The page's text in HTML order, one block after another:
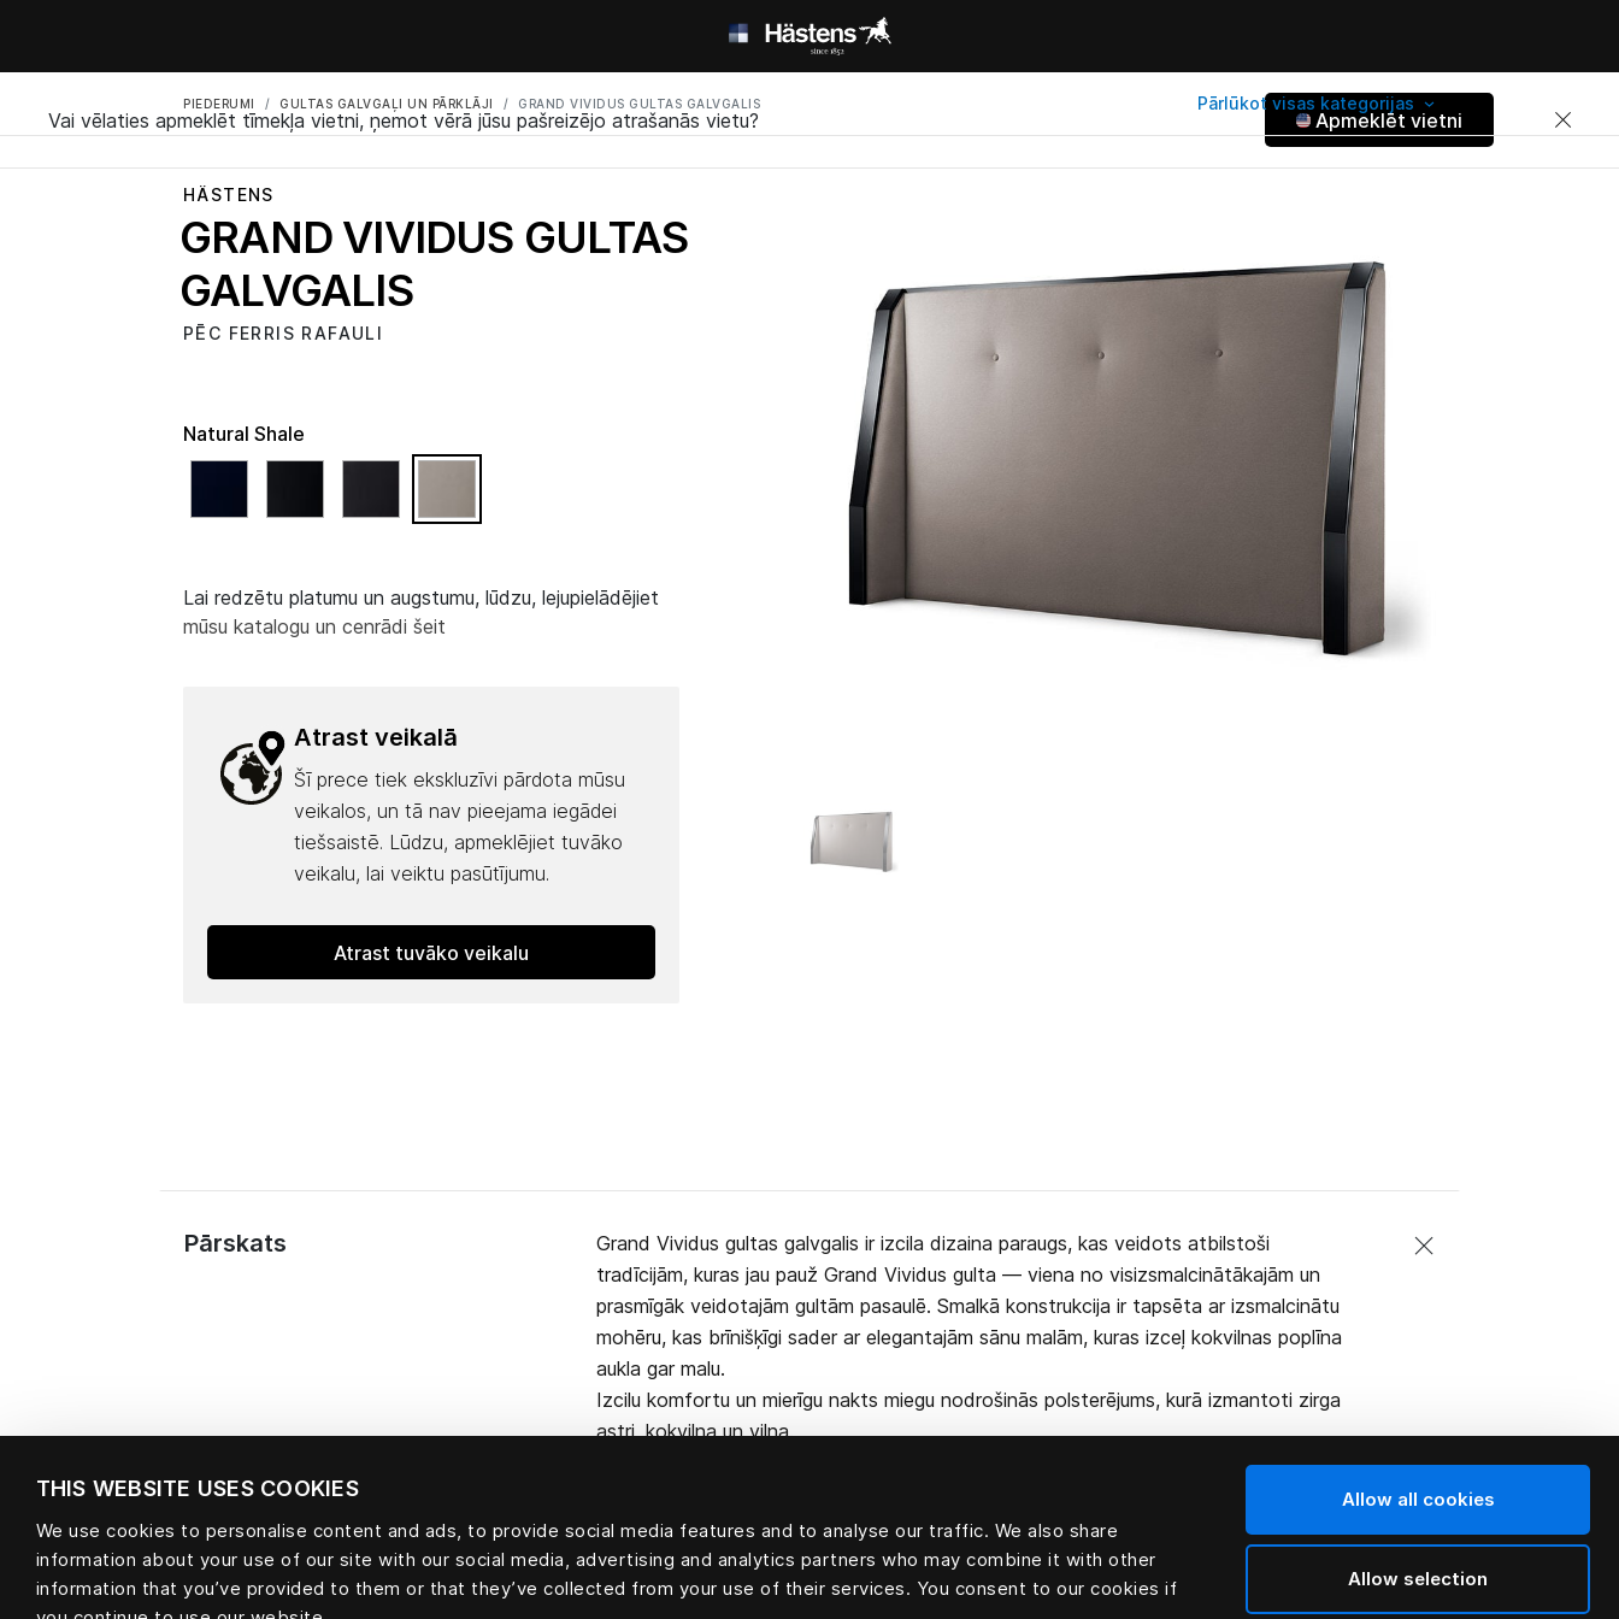
THIS WEBSITE USES COOKIES
We use cookies to personalise content and ads, to provide social media features and to analyse our traffic. We also share
information about your use of our site with our social media, advertising and analytics partners who may combine it with other
information that you’ve provided to them or that they’ve collected from your use of their services. You consent to our cookies if
Allow all cookies
Allow selection
PIEDERUMI GULTAS GALVGAĻI UN PĀRKLĀJI GRAND VIVIDUS GULTAS GALVGALIS Pārlūkot visas kategorijas
Vai vēlaties apmeklēt tīmekļa vietni, ņemot vērā jūsu pašreizējo atrašanās vietu? Apmeklēt vietni
HÄSTENS
GRAND VIVIDUS GULTAS
GALVGALIS
PĒC FERRIS RAFAULI
Lai redzētu platumu un augstumu, lūdzu, lejupielādējiet
mūsu katalogu un cenrādi šeit
Natural Shale
Atrast veikalā
Šī prece tiek ekskluzīvi pārdota mūsu
veikalos, un tā nav pieejama iegādei
tiešsaistē. Lūdzu, apmeklējiet tuvāko
veikalu, lai veiktu pasūtījumu.
Atrast tuvāko veikalu
Pārskats
Grand Vividus gultas galvgalis ir izcila dizaina paraugs, kas veidots atbilstoši
tradīcijām, kuras jau pauž Grand Vividus gulta — viena no visizsmalcinātākajām un
prasmīgāk veidotajām gultām pasaulē. Smalkā konstrukcija ir tapsēta ar izsmalcinātu
mohēru, kas brīnišķīgi sader ar elegantajām sānu malām, kuras izceļ kokvilnas poplīna
aukla gar malu.
Izcilu komfortu un mierīgu nakts miegu nodrošinās polsterējums, kurā izmantoti zirga
astri, kokvilna un vilna.
Materiāls 100 % mohēras velvets un 100 % kokvilnas odere